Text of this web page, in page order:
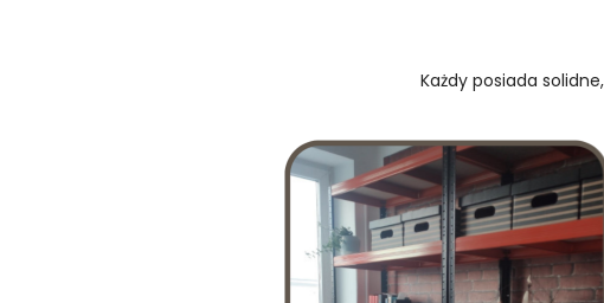
Każdy posiada